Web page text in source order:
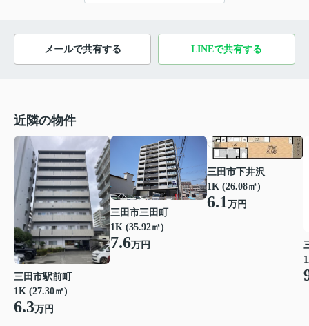
メールで共有する LINEで共有する
近隣の物件
三田市駅前町
1K (27.30㎡)
6.3万円
三田市三田町
1K (35.92㎡)
7.6万円
三田市下井沢
1K (26.08㎡)
6.1万円